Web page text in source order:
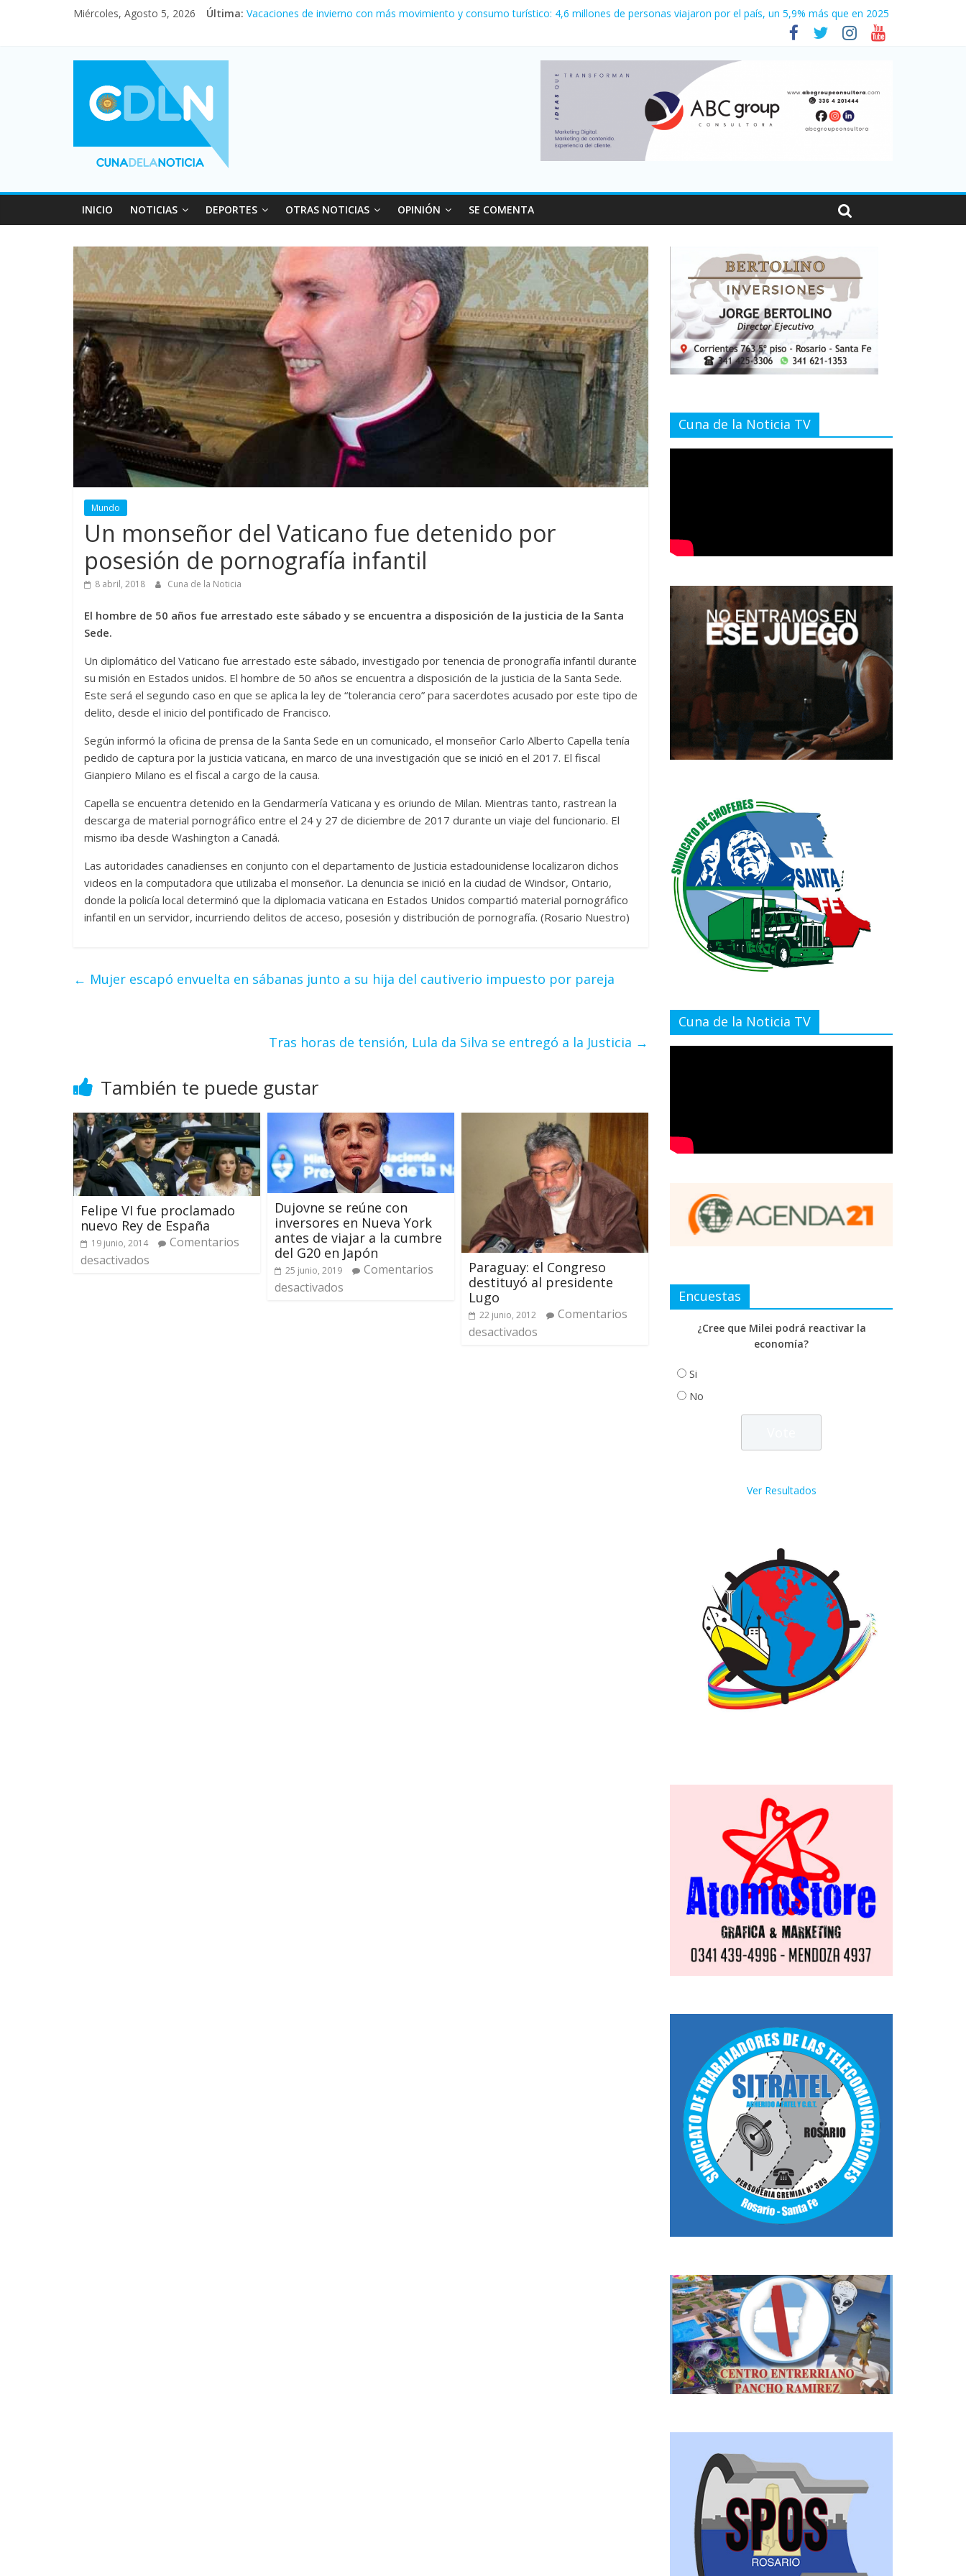
Miércoles, Agosto 5, 2026 Última:
En un partidazo, Newell’s empató 2 a 2 con Boca en el Coloso del Parque
Vacaciones de invierno con más movimiento y consumo turístico: 4,6 millones de personas viajaron por el país, un 5,9% más que en 2025
INICIO NOTICIAS DEPORTES OTRAS NOTICIAS OPINIÓN SE COMENTA
Mundo
Un monseñor del Vaticano fue detenido por
posesión de pornografía infantil
8 abril, 2018 Cuna de la Noticia
El hombre de 50 años fue arrestado este sábado y se encuentra a disposición de la justicia de la Santa
Sede.
Un diplomático del Vaticano fue arrestado este sábado, investigado por tenencia de pronografía infantil durante
su misión en Estados unidos. El hombre de 50 años se encuentra a disposición de la justicia de la Santa Sede.
Este será el segundo caso en que se aplica la ley de “tolerancia cero” para sacerdotes acusado por este tipo de
delito, desde el inicio del pontificado de Francisco.
Según informó la oficina de prensa de la Santa Sede en un comunicado, el monseñor Carlo Alberto Capella tenía
pedido de captura por la justicia vaticana, en marco de una investigación que se inició en el 2017. El fiscal
Gianpiero Milano es el fiscal a cargo de la causa.
Capella se encuentra detenido en la Gendarmería Vaticana y es oriundo de Milan. Mientras tanto, rastrean la
descarga de material pornográfico entre el 24 y 27 de diciembre de 2017 durante un viaje del funcionario. El
mismo iba desde Washington a Canadá.
Las autoridades canadienses en conjunto con el departamento de Justicia estadounidense localizaron dichos
videos en la computadora que utilizaba el monseñor. La denuncia se inició en la ciudad de Windsor, Ontario,
donde la policía local determinó que la diplomacia vaticana en Estados Unidos compartió material pornográfico
infantil en un servidor, incurriendo delitos de acceso, posesión y distribución de pornografía. (Rosario Nuestro)
← Mujer escapó envuelta en sábanas junto a su hija del cautiverio impuesto por pareja
Tras horas de tensión, Lula da Silva se entregó a la Justicia →
También te puede gustar
Felipe VI fue proclamado
nuevo Rey de España
19 junio, 2014
Comentarios
desactivados
Dujovne se reúne con
inversores en Nueva York
antes de viajar a la cumbre
del G20 en Japón
25 junio, 2019
Comentarios
desactivados
Paraguay: el Congreso
destituyó al presidente
Lugo
22 junio, 2012
Comentarios
desactivados
Cuna de la Noticia TV
Cuna de la Noticia TV
Encuestas
¿Cree que Milei podrá reactivar la
economía?
Si
No
Ver Resultados